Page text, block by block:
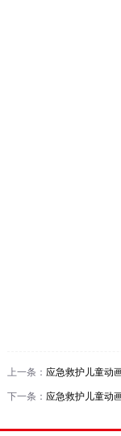
上一条： 应急救护儿童动
下一条： 应急救护儿童动